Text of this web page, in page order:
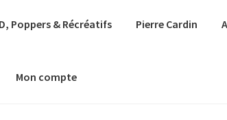
Poppers & Récréatifs Pierre Cardin
Mon compte